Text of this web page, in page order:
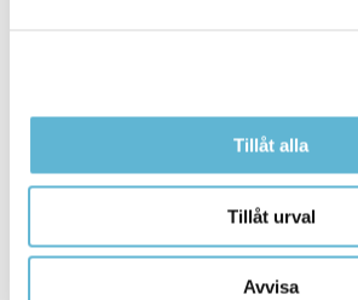
Tillåt alla
Tillåt urval
Avvisa
Kommunhuset, Storgatan 48
Box 18, 295 21 Bromölla
Webbadress